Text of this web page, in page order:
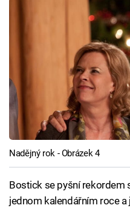
Nadějný rok - Obrázek 4
Bostick se pyšní rekordem
jednom kalendářním roce